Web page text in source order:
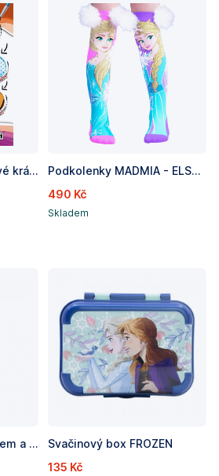
Maluj vodou A4 Ledové království
Podkolenky MADMIA - ELSA SPARKLES
490 Kč
Skladem
Dětský kelímek s víčkem a brčkem FROZEN - objem 430ml
Svačinový box FROZEN
135 Kč